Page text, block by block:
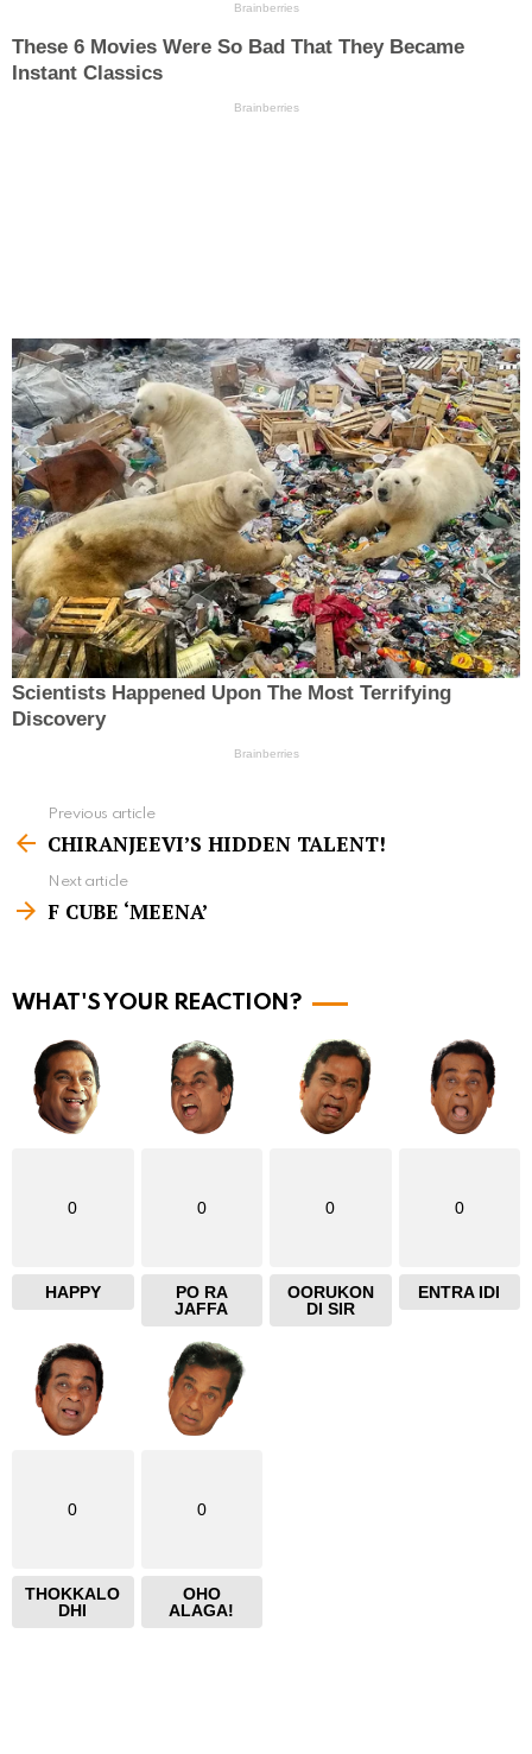
e
m
r
Previous article
CHIRANJEEVI’S HIDDEN TALENT!
Next article
F CUBE ‘MEENA’
WHAT'S YOUR REACTION?
0
HAPPY
0
PO RA
JAFFA
0
OORUKON
DI SIR
0
ENTRA IDI
0
THOKKALO
DHI
0
OHO
ALAGA!